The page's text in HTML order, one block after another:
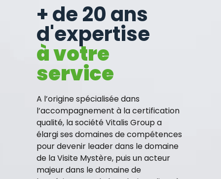
+ de 20 ans
d'expertise
à votre
service
A l’origine spécialisée dans
l’accompagnement à la certification
qualité, la société Vitalis Group a
élargi ses domaines de compétences
pour devenir leader dans le domaine
de la Visite Mystère, puis un acteur
majeur dans le domaine de